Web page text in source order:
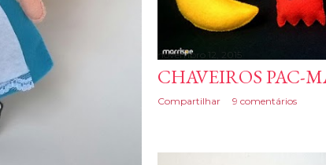
novembro 12, 2015
CHAVEIROS PAC-
Compartilhar 9 comentários